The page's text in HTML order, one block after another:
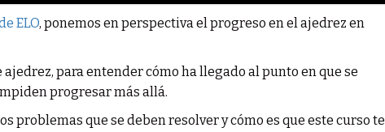
ELO, ponemos en perspectiva el progreso en el ajedrez en
para entender cómo ha llegado al punto en que se
progresar más allá.
que se deben resolver y cómo es que este curso te